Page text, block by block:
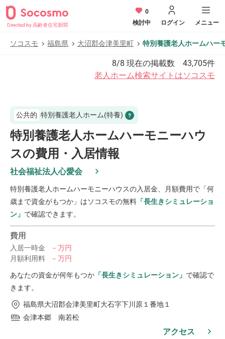
Directed by 高齢者住宅新聞
0
検討中
ログイン メニュー
ソコスモ 福島県 大沼郡会津美里町 特別養護老人ホームハー
8/8 現在の掲載数 43,705件
老人ホーム検索サイトはソコスモ
公共的 特別養護老人ホーム(特養)
特別養護老人ホームハーモニーハウ
スの費用・入居情報
社会福祉法人心愛会
特別養護老人ホームハーモニーハウスの入居金、月額費用で「何
歳まで資金がもつか」はソコスモの無料 「長生きシミュレーショ
ン」 で確認できます。
費用
入居一時金
－万円
月額利用料
－万円
あなたの資金が何年もつか 「長生きシミュレーション」 で確認で
きます。
福島県大沼郡会津美里町大石字下川原１番地１
会津本郷 南若松
アクセス